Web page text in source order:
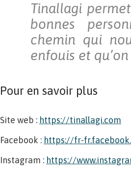
Tinallagi
bonnes
chemin qui
enfouis et
Pour en savoir plus
Site web : https://tinallagi.com
Facebook : https://fr-
Instagram : https://